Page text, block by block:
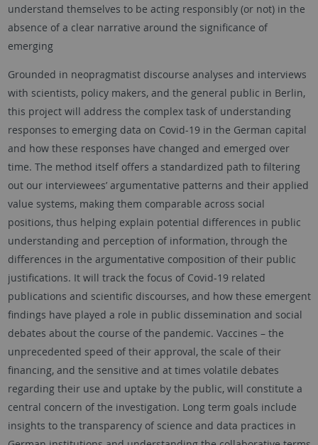
understand themselves to be acting responsibly (or not) in the
absence of a clear narrative around the significance of
emerging
Grounded in neopragmatist discourse analyses and interviews
with scientists, policy makers, and the general public in Berlin,
this project will address the complex task of understanding
responses to emerging data on Covid-19 in the German capital
and how these responses have changed and emerged over
time. The method itself offers a standardized path to filtering
out our interviewees’ argumentative patterns and their applied
value systems, making them comparable across social
positions, thus helping explain potential differences in public
understanding and perception of information, through the
differences in the argumentative composition of their public
justifications. It will track the focus of Covid-19 related
publications and scientific discourses, and how these emergent
findings have played a role in public dissemination and social
debates about the course of the pandemic. Vaccines – the
unprecedented speed of their approval, the scale of their
financing, and the sensitive and at times volatile debates
regarding their use and uptake by the public, will constitute a
central concern of the investigation. Long term goals include
insights to the transparency of science and data practices in